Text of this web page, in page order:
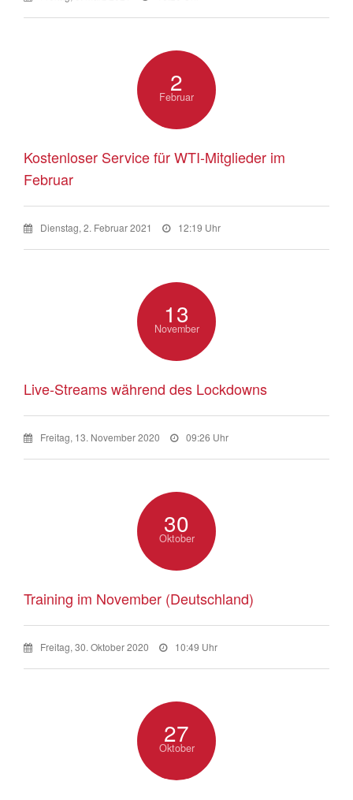
2
Februar
Kostenloser Service für WTI-Mitglieder im
Februar
Dienstag, 2. Februar 2021 12:19 Uhr
13
November
Live-Streams während des Lockdowns
Freitag, 13. November 2020 09:26 Uhr
30
Oktober
Training im November (Deutschland)
Freitag, 30. Oktober 2020 10:49 Uhr
27
Oktober